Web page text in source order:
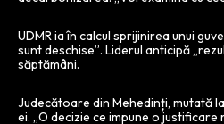
UDMR ia în calcul sprijinirea unui
sunt deschise”. Liderul anticipă
săptămâni.
Judecătoare din Mehedinți, mutată
ei. „O decizie ce impune o justificare